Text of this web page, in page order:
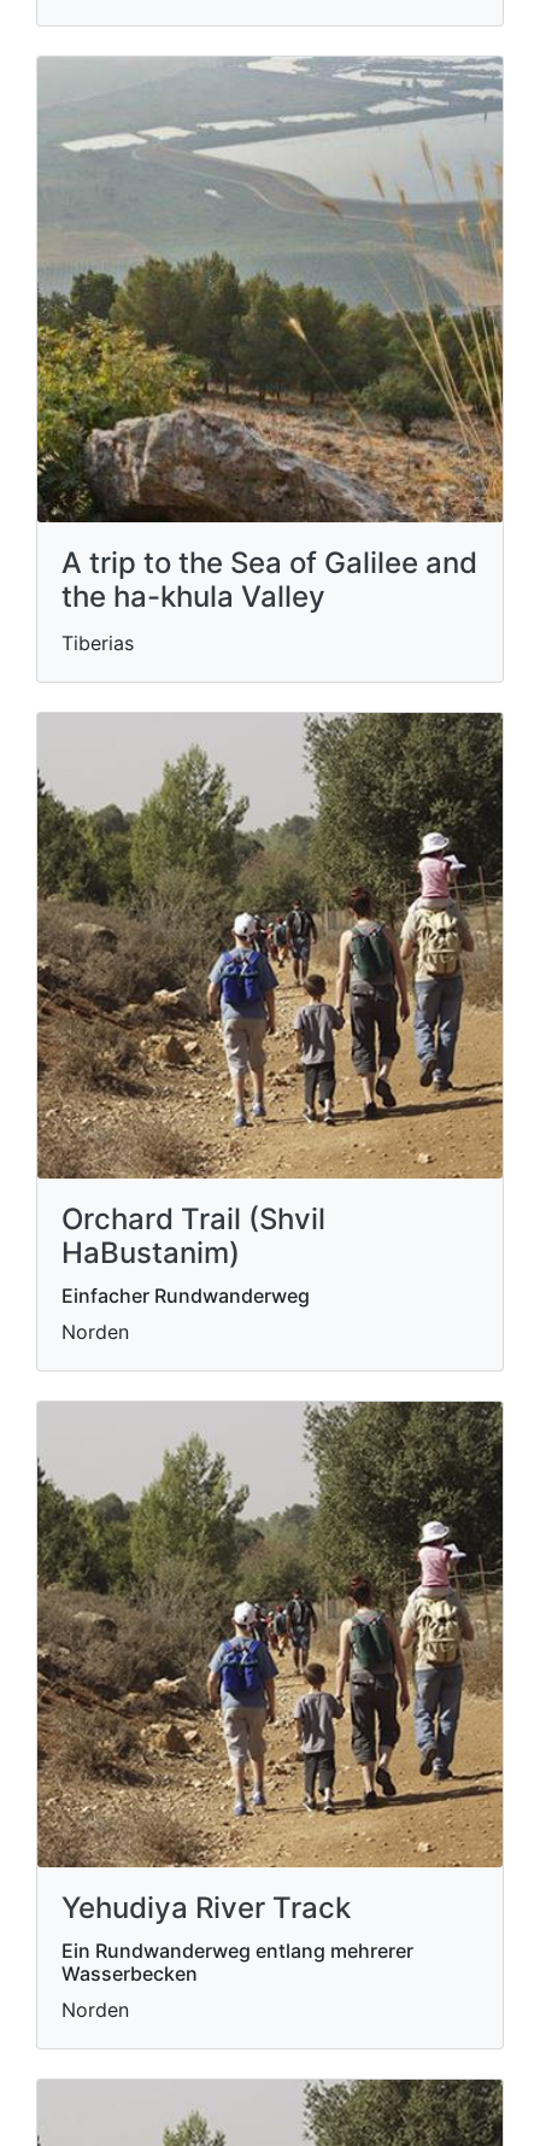
A trip to the Sea of ​​Galilee and
the ha-khula Valley
Tiberias
Orchard Trail (Shvil
HaBustanim)
Einfacher Rundwanderweg
Norden
Yehudiya River Track
Ein Rundwanderweg entlang mehrerer
Wasserbecken
Norden